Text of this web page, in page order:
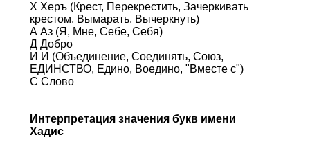
Х Херъ (Крест, Перекрестить, Зачеркивать
крестом, Вымарать, Вычеркнуть)
А Аз (Я, Мне, Себе, Себя)
Д Добро
И И (Объединение, Соединять, Союз,
ЕДИНСТВО, Едино, Воедино, "Вместе с")
С Слово
Интерпретация значения букв имени
Хадис